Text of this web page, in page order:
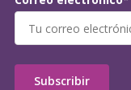
Subscribir